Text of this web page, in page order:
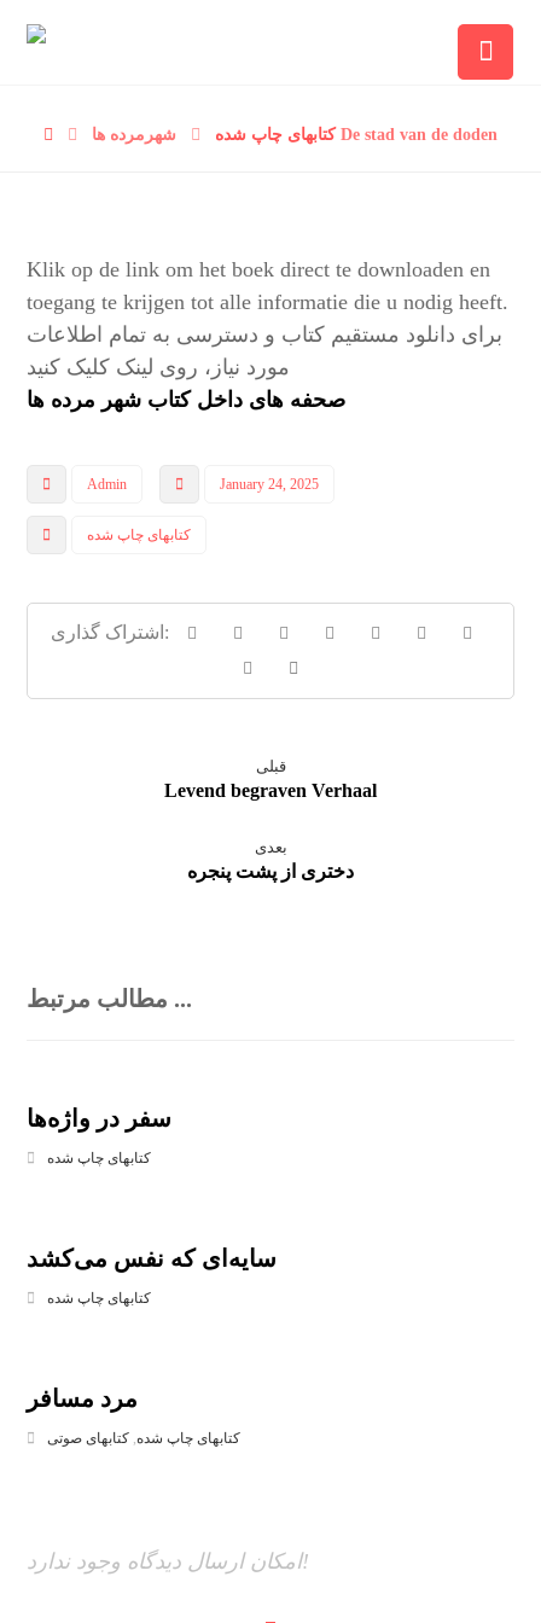
کتابهای چاپ شدهشهرمرده ها De stad van de doden
Klik op de link om het boek direct te downloaden en
toegang te krijgen tot alle informatie die u nodig heeft.
برای دانلود مستقیم کتاب و دسترسی به تمام اطلاعات
مورد نیاز، روی لینک کلیک کنید
صحفه های داخل کتاب شهر مرده ها
Admin January 24, 2025
کتابهای چاپ شده
قبلی
Levend begraven Verhaal
بعدی
دختری از پشت پنجره
مطالب مرتبط ...
سفر در واژه‌ها
کتابهای چاپ شده
سایه‌ای که نفس می‌کشد
کتابهای چاپ شده
مرد مسافر
کتابهای چاپ شده, کتابهای صوتی
امکان ارسال دیدگاه وجود ندارد!